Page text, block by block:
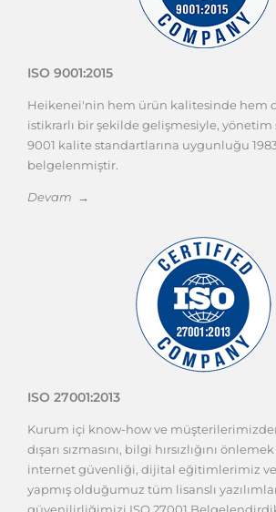
Kalıp, İş Parçası Bağlama ve Tezgah
Ölçü Aletleri
Makineler
Temak Ürünleri
Diğer Ürünler